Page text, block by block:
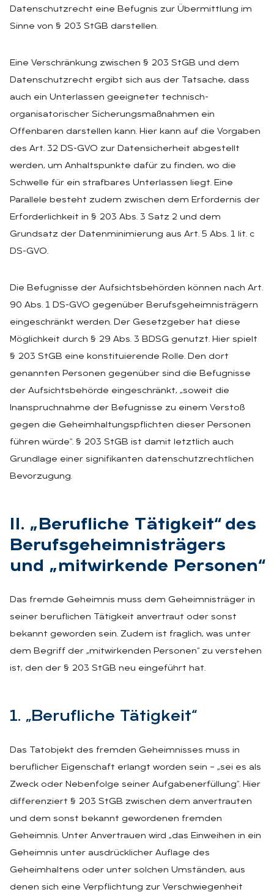
Datenschutzrecht eine Befugnis zur Übermittlung im
Sinne von § 203 StGB darstellen.
Eine Verschränkung zwischen § 203 StGB und dem
Datenschutzrecht ergibt sich aus der Tatsache, dass
auch ein Unterlassen geeigneter technisch-
organisatorischer Sicherungsmaßnahmen ein
Offenbaren darstellen kann. Hier kann auf die Vorgaben
des Art. 32 DS-GVO zur Datensicherheit abgestellt
werden, um Anhaltspunkte dafür zu finden, wo die
Schwelle für ein strafbares Unterlassen liegt. Eine
Parallele besteht zudem zwischen dem Erfordernis der
Erforderlichkeit in § 203 Abs. 3 Satz 2 und dem
Grundsatz der Datenminimierung aus Art. 5 Abs. 1 lit. c
DS-GVO.
Die Befugnisse der Aufsichtsbehörden können nach Art.
90 Abs. 1 DS-GVO gegenüber Berufsgeheimnisträgern
eingeschränkt werden. Der Gesetzgeber hat diese
Möglichkeit durch § 29 Abs. 3 BDSG genutzt. Hier spielt
§ 203 StGB eine konstituierende Rolle. Den dort
genannten Personen gegenüber sind die Befugnisse
der Aufsichtsbehörde eingeschränkt, „soweit die
Inanspruchnahme der Befugnisse zu einem Verstoß
gegen die Geheimhaltungspflichten dieser Personen
führen würde“. § 203 StGB ist damit letztlich auch
Grundlage einer signifikanten datenschutzrechtlichen
Bevorzugung.
II. „Be­ruf­li­che Tä­tig­keit“ des
Be­rufs­ge­heim­nis­trä­gers
und „mit­wir­ken­de Per­so­nen“
Das fremde Geheimnis muss dem Geheimnisträger in
seiner beruflichen Tätigkeit anvertraut oder sonst
bekannt geworden sein. Zudem ist fraglich, was unter
dem Begriff der „mitwirkenden Personen“ zu verstehen
ist, den der § 203 StGB neu eingeführt hat.
1. „Be­ruf­li­che Tä­tig­keit“
Das Tatobjekt des fremden Geheimnisses muss in
beruflicher Eigenschaft erlangt worden sein – „sei es als
Zweck oder Nebenfolge seiner Aufgabenerfüllung“. Hier
differenziert § 203 StGB zwischen dem anvertrauten
und dem sonst bekannt gewordenen fremden
Geheimnis. Unter Anvertrauen wird „das Einweihen in ein
Geheimnis unter ausdrücklicher Auflage des
Geheimhaltens oder unter solchen Umständen, aus
denen sich eine Verpflichtung zur Verschwiegenheit